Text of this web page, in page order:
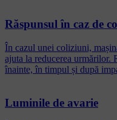
Răspunsul în caz de
În cazul unei coliziuni,
ajuta la reducerea urmărilor.
înainte, în timpul și după
Luminile de avarie